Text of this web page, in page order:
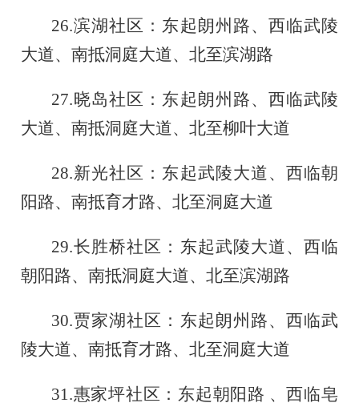
26.滨湖社区：东起朗州路、西临武陵
大道、南抵洞庭大道、北至滨湖路
27.晓岛社区：东起朗州路、西临武陵
大道、南抵洞庭大道、北至柳叶大道
28.新光社区：东起武陵大道、西临朝
阳路、南抵育才路、北至洞庭大道
29.长胜桥社区：东起武陵大道、西临
朝阳路、南抵洞庭大道、北至滨湖路
30.贾家湖社区：东起朗州路、西临武
陵大道、南抵育才路、北至洞庭大道
31.惠家坪社区：东起朝阳路 、西临皂